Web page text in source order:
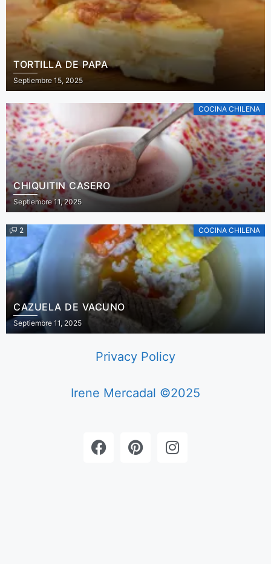
TORTILLA DE PAPA
Septiembre 15, 2025
COCINA CHILENA
CHIQUITIN CASERO
Septiembre 11, 2025
2 COCINA CHILENA
CAZUELA DE VACUNO
Septiembre 11, 2025
Privacy Policy
Irene Mercadal ©2025